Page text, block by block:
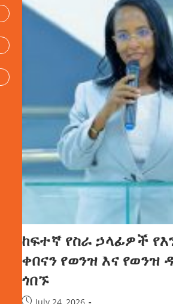
ከፍተኛ የስራ ኃላፊዎች
ቀበናን የወንዝ እና የወንዝ
ጎበኙ
July 24, 2026